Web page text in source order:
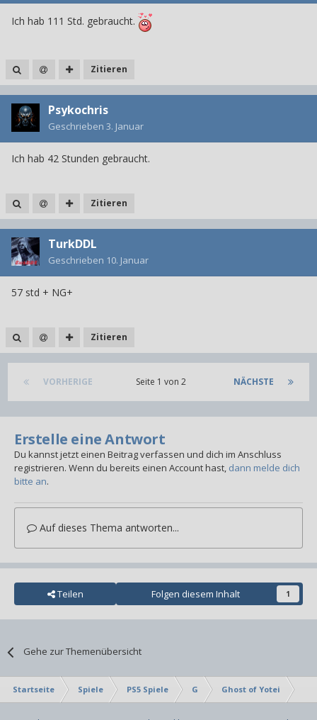
Ich hab 111 Std. gebraucht.
Zitieren
Psykochris
Geschrieben 3. Januar
Ich hab 42 Stunden gebraucht.
Zitieren
TurkDDL
Geschrieben 10. Januar
57 std + NG+
Zitieren
VORHERIGE NÄCHSTE
Seite 1 von 2
Erstelle eine Antwort
Du kannst jetzt einen Beitrag verfassen und dich im Anschluss
registrieren. Wenn du bereits einen Account hast, dann melde dich
bitte an.
Auf dieses Thema antworten...
Teilen Folgen diesem Inhalt 1
Gehe zur Themenübersicht
Startseite Spiele PS5 Spiele G Ghost of Yotei